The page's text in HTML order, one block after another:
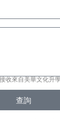
來自美華文化升
查詢